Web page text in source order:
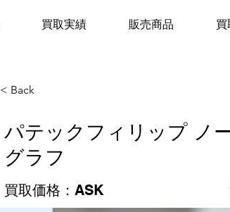
買取実績 販売商品 買
< Back
パテックフィリップ ノ
グラフ
買取価格：ASK